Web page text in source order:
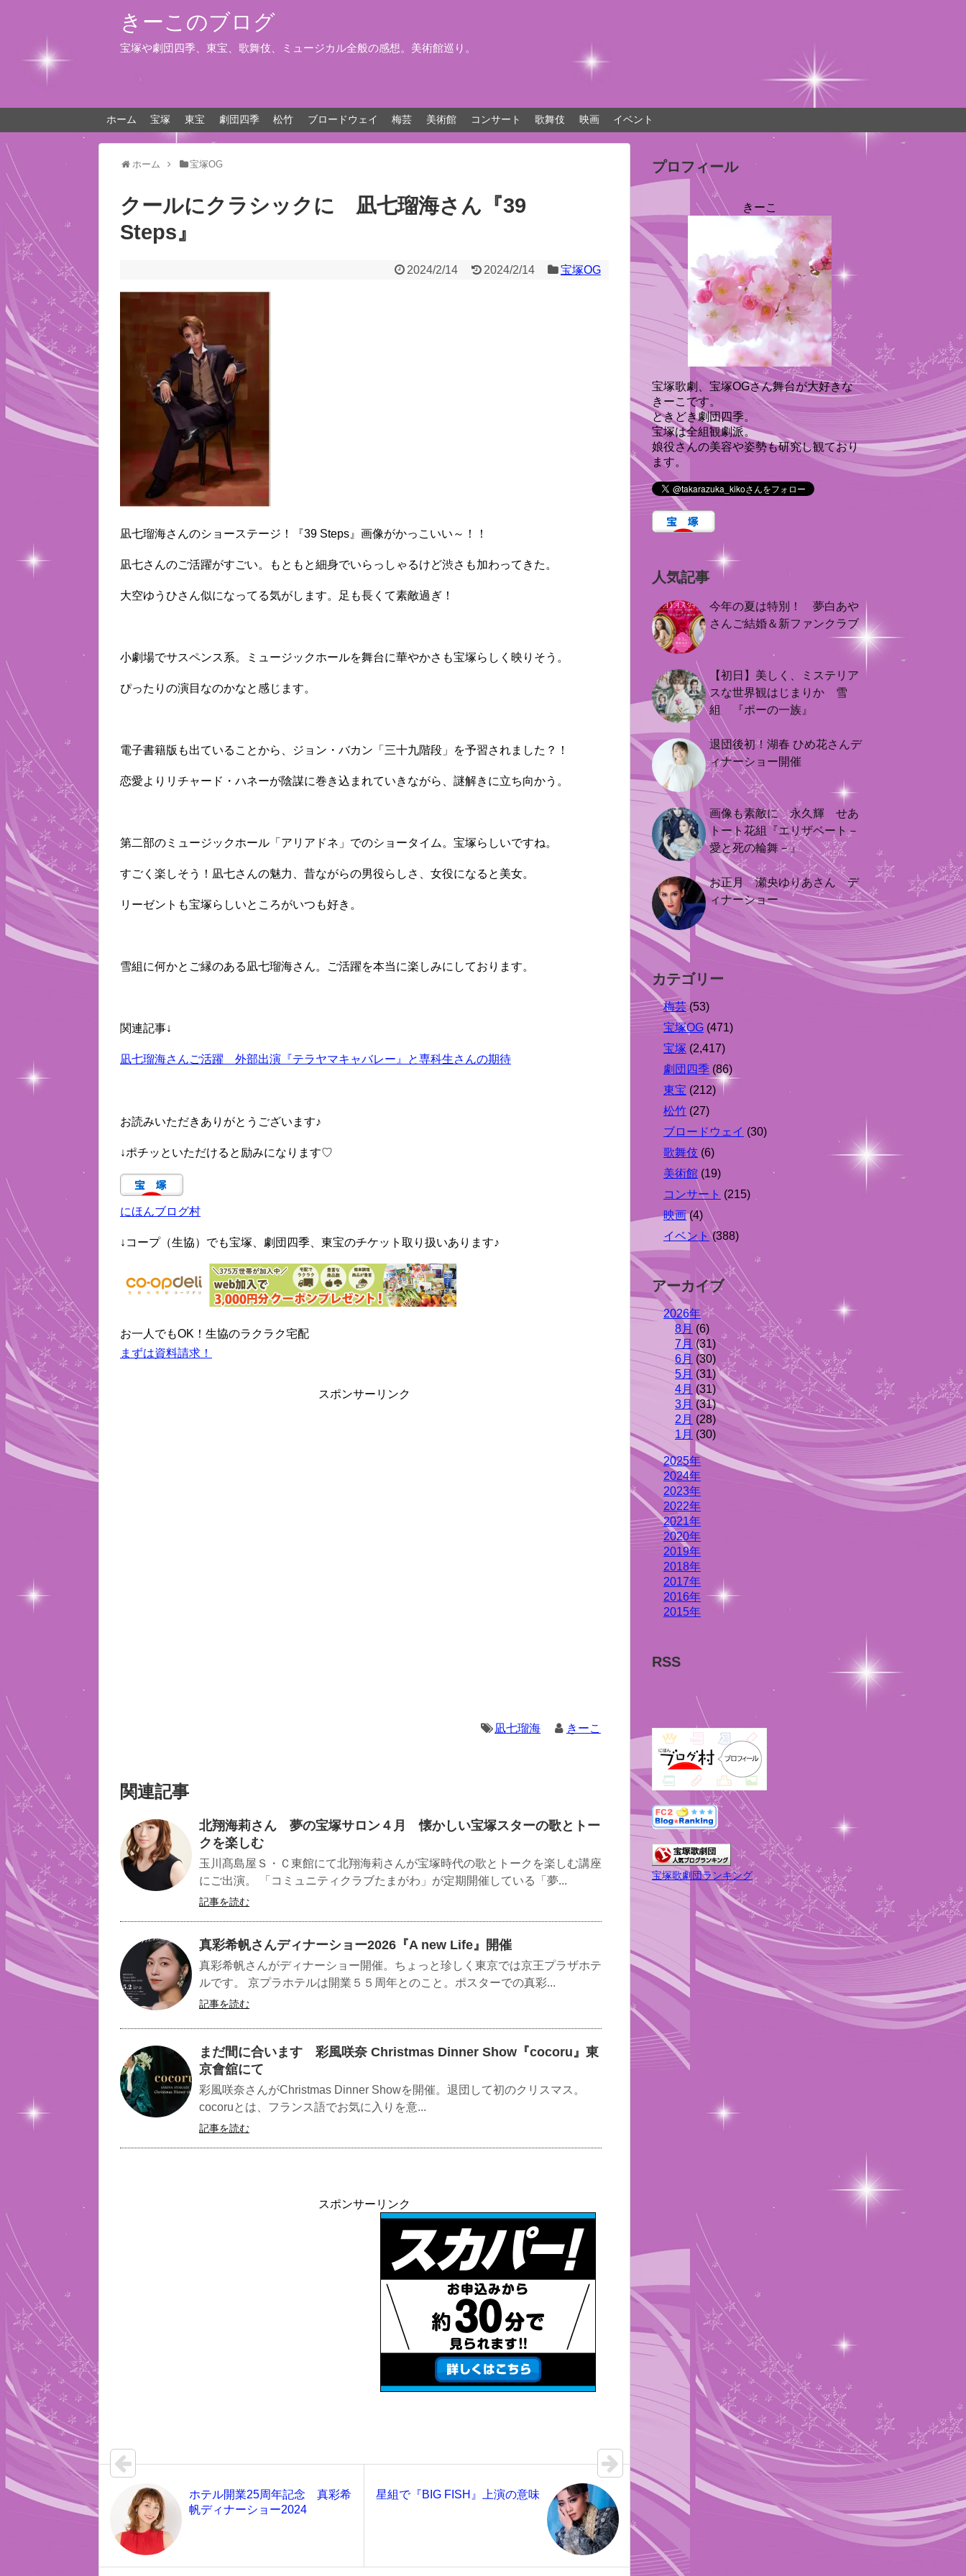
きーこのブログ
宝塚や劇団四季、東宝、歌舞伎、ミュージカル全般の感想。美術館巡り。
ホーム 宝塚 東宝 劇団四季 松竹 ブロードウェイ 梅芸 美術館 コンサート 歌舞伎 映画 イベント
ホーム 宝塚OG
クールにクラシックに 凪七瑠海さん『39
Steps』
2024/2/14 2024/2/14 宝塚OG
凪七瑠海さんのショーステージ！『39 Steps』画像がかっこいい～！！
凪七さんのご活躍がすごい。もともと細身でいらっしゃるけど渋さも加わってきた。
大空ゆうひさん似になってる気がします。足も長くて素敵過ぎ！
小劇場でサスペンス系。ミュージックホールを舞台に華やかさも宝塚らしく映りそう。
ぴったりの演目なのかなと感じます。
電子書籍版も出ていることから、ジョン・バカン「三十九階段」を予習されました？！
恋愛よりリチャード・ハネーが陰謀に巻き込まれていきながら、謎解きに立ち向かう。
第二部のミュージックホール「アリアドネ」でのショータイム。宝塚らしいですね。
すごく楽しそう！凪七さんの魅力、昔ながらの男役らしさ、女役になると美女。
リーゼントも宝塚らしいところがいつも好き。
雪組に何かとご縁のある凪七瑠海さん。ご活躍を本当に楽しみにしております。
関連記事↓
凪七瑠海さんご活躍 外部出演『テラヤマキャバレー』と専科生さんの期待
お読みいただきありがとうございます♪
↓ポチッといただけると励みになります♡
にほんブログ村
↓コープ（生協）でも宝塚、劇団四季、東宝のチケット取り扱いあります♪
お一人でもOK！生協のラクラク宅配
まずは資料請求！
スポンサーリンク
凪七瑠海 きーこ
関連記事
北翔海莉さん 夢の宝塚サロン４月 懐かしい宝塚スターの歌とトー
クを楽しむ
玉川髙島屋Ｓ・Ｃ東館にて北翔海莉さんが宝塚時代の歌とトークを楽しむ講座
にご出演。 「コミュニティクラブたまがわ」が定期開催している「夢...
記事を読む
真彩希帆さんディナーショー2026『A new Life』開催
真彩希帆さんがディナーショー開催。ちょっと珍しく東京では京王プラザホテ
ルです。 京プラホテルは開業５５周年とのこと。ポスターでの真彩...
記事を読む
まだ間に合います 彩風咲奈 Christmas Dinner Show『cocoru』東
京會舘にて
彩風咲奈さんがChristmas Dinner Showを開催。退団して初のクリスマス。
cocoruとは、フランス語でお気に入りを意...
記事を読む
スポンサーリンク
ホテル開業25周年記念 真彩希
帆ディナーショー2024
星組で『BIG FISH』上演の意味
プロフィール
きーこ
宝塚歌劇、宝塚OGさん舞台が大好きな
きーこです。
ときどき劇団四季。
宝塚は全組観劇派。
娘役さんの美容や姿勢も研究し観ており
ます。
人気記事
今年の夏は特別！ 夢白あや
さんご結婚＆新ファンクラブ
【初日】美しく、ミステリア
スな世界観はじまりか 雪
組 『ポーの一族』
退団後初！湖春 ひめ花さんデ
ィナーショー開催
画像も素敵に 永久輝 せあ
トート花組『エリザベート－
愛と死の輪舞－』
お正月 瀬央ゆりあさん デ
ィナーショー
カテゴリー
梅芸(53)
宝塚OG (471)
宝塚 (2,417)
劇団四季 (86)
東宝 (212)
松竹 (27)
ブロードウェイ (30)
歌舞伎 (6)
美術館 (19)
コンサート (215)
映画(4)
イベント(388)
アーカイブ
2026年
8月 (6)
7月 (31)
6月 (30)
5月 (31)
4月 (31)
3月 (31)
2月 (28)
1月 (30)
2025年
2024年
2023年
2022年
2021年
2020年
2019年
2018年
2017年
2016年
2015年
RSS
宝塚歌劇団ランキング